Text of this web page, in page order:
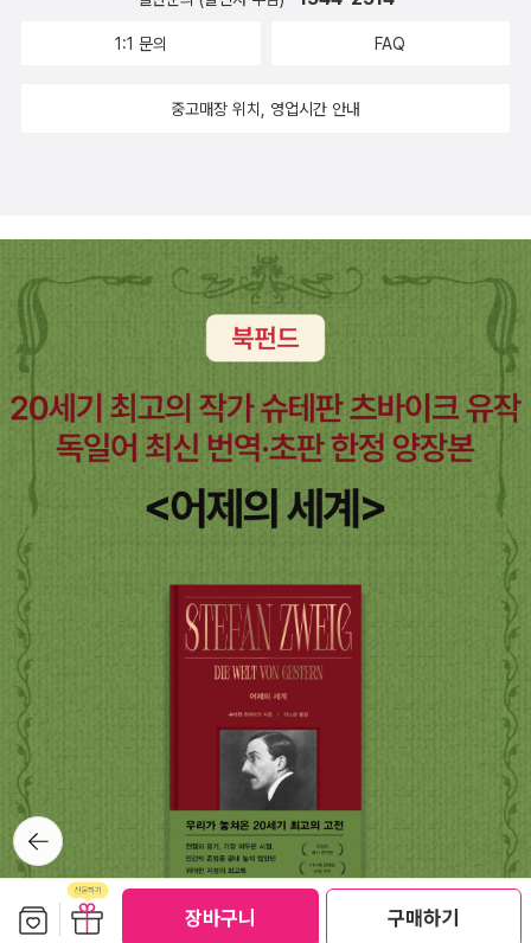
장바구니 구매하기
뒤로가
기
1:1 문의 FAQ
중고매장 위치, 영업시간 안내